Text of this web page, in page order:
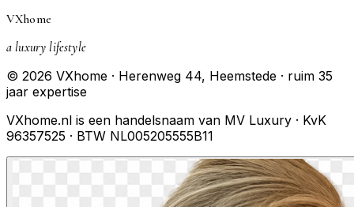
VXhome
a luxury lifestyle
© 2026 VXhome · Herenweg 44, Heemstede · ruim 35
jaar expertise
VXhome.nl is een handelsnaam van MV Luxury · KvK
96357525 · BTW NL005205555B11